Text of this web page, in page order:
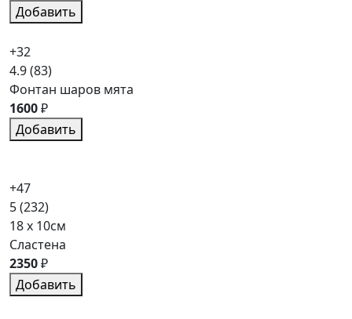
Добавить
+32
4.9(83)
Фонтан шаров мята
1600₽
Добавить
+47
5(232)
18 x 10см
Сластена
2350₽
Добавить